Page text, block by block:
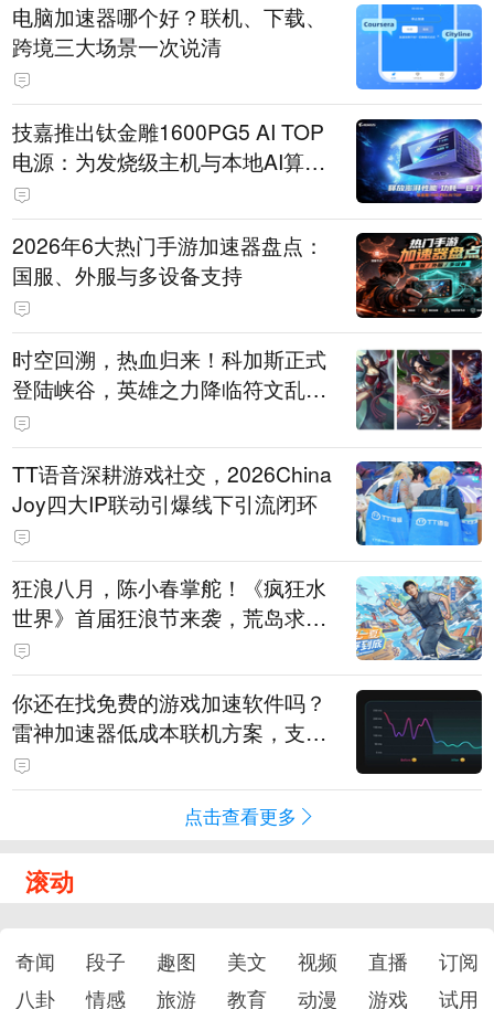
电脑加速器哪个好？联机、下载、
跨境三大场景一次说清
技嘉推出钛金雕1600PG5 AI TOP
电源：为发烧级主机与本地AI算力
打造旗舰供电方案
2026年6大热门手游加速器盘点：
国服、外服与多设备支持
时空回溯，热血归来！科加斯正式
登陆峡谷，英雄之力降临符文乱
斗！
TT语音深耕游戏社交，2026China
Joy四大IP联动引爆线下引流闭环
狂浪八月，陈小春掌舵！《疯狂水
世界》首届狂浪节来袭，荒岛求生
直播即将开启
你还在找免费的游戏加速软件吗？
雷神加速器低成本联机方案，支持
免费试用
点击查看更多
滚动
奇闻 段子 趣图 美文 视频 直播
订阅
八卦
情感 旅游 教育 动漫 游戏 试用